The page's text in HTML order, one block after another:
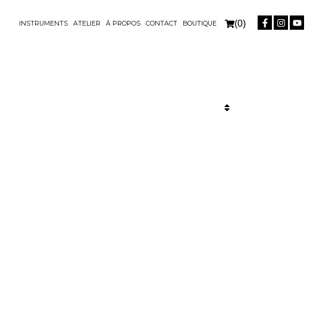
INSTRUMENTS ATELIER À PROPOS CONTACT BOUTIQUE (0)